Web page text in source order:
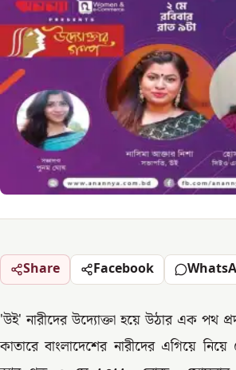
Share Facebook
'উই' নারীদের উদ্যোক্তা হয়ে উঠার এক পথ
কাতারে বাংলাদেশের নারীদের এগিয়ে